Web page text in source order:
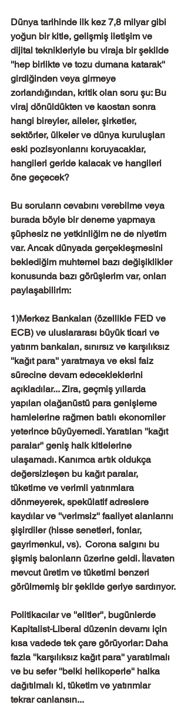
Dünya tarihinde ilk kez 7,8 milyar gibi
yoğun bir kitle, gelişmiş iletişim ve
dijital teknikleriyle bu viraja bir şekilde
''hep birlikte ve tozu dumana katarak''
girdiğinden veya girmeye
zorlandığından, kritik olan soru şu: Bu
viraj dönüldükten ve kaostan sonra
hangi bireyler, aileler, şirketler,
sektörler, ülkeler ve dünya kuruluşları
eski pozisyonlarını koruyacaklar,
hangileri geride kalacak ve hangileri
öne geçecek?
Bu soruların cevabını verebilme veya
burada böyle bir deneme yapmaya
şüphesiz ne yetkinliğim ne de niyetim
var. Ancak dünyada gerçekleşmesini
beklediğim muhtemel bazı değişiklikler
konusunda bazı görüşlerim var, onları
paylaşabilirim:
1)Merkez Bankaları (özellikle FED ve
ECB) ve uluslararası büyük ticari ve
yatırım bankaları, sınırsız ve karşılıksız
''kağıt para'' yaratmaya ve eksi faiz
sürecine devam edecekleklerini
açıkladılar... Zira, geçmiş yıllarda
yapılan olağanüstü para genişleme
hamlelerine rağmen batılı ekonomiler
yeterince büyüyemedi. Yaratılan ''kağıt
paralar'' geniş halk kitlelerine
ulaşamadı. Kanımca artık oldukça
değersizleşen bu kağıt paralar,
tüketime ve verimli yatırımlara
dönmeyerek, spekülatif adreslere
kaydılar ve ''verimsiz'' faaliyet alanlarını
şişirdiler (hisse senetleri, fonlar,
gayrimenkul, vs).  Corona salgını bu
şişmiş balonların üzerine geldi. İlavaten
mevcut üretim ve tüketimi benzeri
görülmemiş bir şekilde geriye sardırıyor.
Politikacılar ve ''elitler'', bugünlerde
Kapitalist-Liberal düzenin devamı için
kısa vadede tek çare görüyorlar: Daha
fazla ''karşılıksız kağıt para'' yaratılmalı
ve bu sefer ''belki helikoperle'' halka
dağıtılmalı ki, tüketim ve yatırımlar
tekrar canlansın...